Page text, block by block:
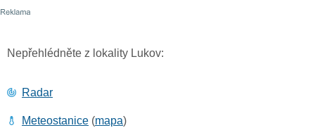
Nepřehlédněte z lokality Lukov:
Radar
Meteostanice (mapa)